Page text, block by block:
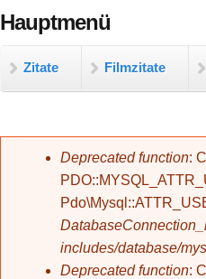
Hauptmenü
Zitate Filmzitate
Fehlermeldung
Deprecated function:
includes/database/
Deprecated function: